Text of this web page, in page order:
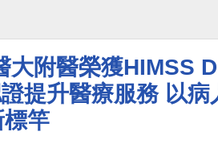
大附醫榮獲HIMSS
提升醫療服務 以病
竿